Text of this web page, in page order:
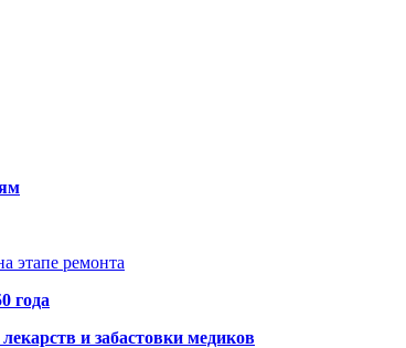
этапе ремонта
года
и забастовки медиков